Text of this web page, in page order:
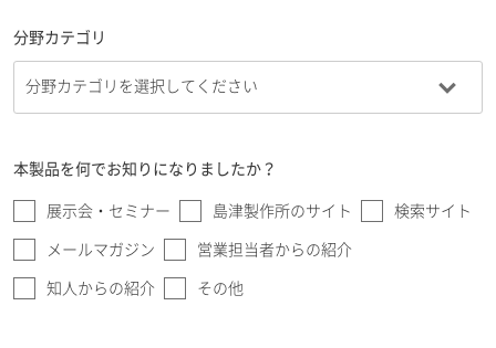
分野カテゴリ
本製品を何でお知りになりましたか？
展示会・セミナー 島津製作所のサイト 検索サイト
メールマガジン 営業担当者からの紹介
知人からの紹介 その他